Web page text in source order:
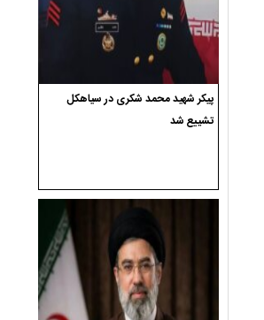
پیکر شهید محمد شکری در سیاهکل
تشییع شد